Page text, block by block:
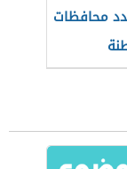
محافظات